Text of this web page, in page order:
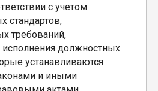
с учетом
стандартов,
требований,
должностных
устанавливаются
и иными